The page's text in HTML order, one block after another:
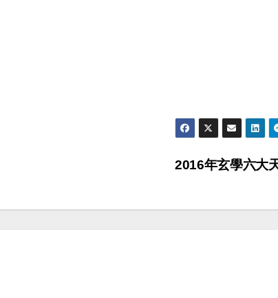
2016年玄學六大